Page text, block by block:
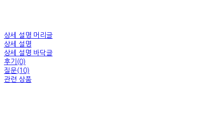
상세 설명 머리글
상세 설명
상세 설명 바닥글
후기(0)
질문(10)
관련 상품